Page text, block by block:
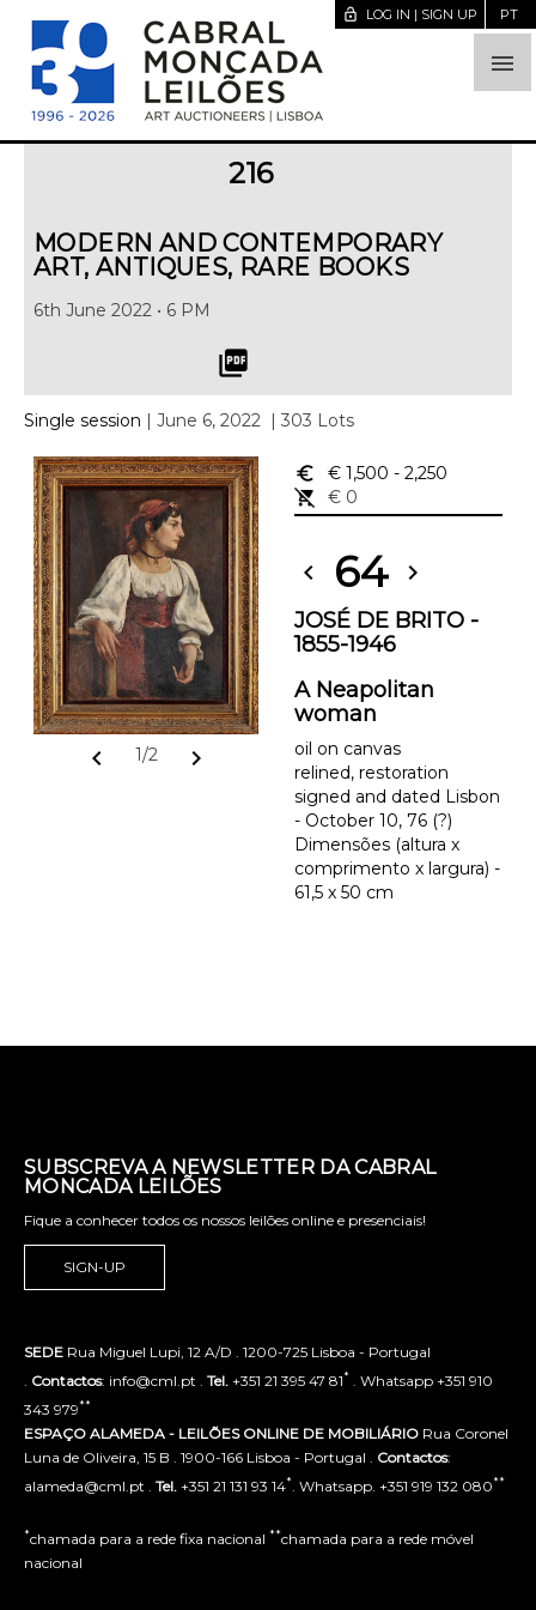

lock_open LOG IN | SIGN UP PT
216
MODERN AND CONTEMPORARY
ART, ANTIQUES, RARE BOOKS
6th June 2022 • 6 PM
picture_as_pdf
Single session | June 6, 2022 | 303 Lots
chevron_left 1/2 chevron_right
euro_symbol € 1,500 - 2,250
remove_shopping_cart
€ 0
chevron_left 64 chevron_right
JOSÉ DE BRITO -
1855-1946
A Neapolitan
woman
oil on canvas
relined, restoration
signed and dated Lisbon
- October 10, 76 (?)
Dimensões (altura x
comprimento x largura) -
61,5 x 50 cm
SUBSCREVA A NEWSLETTER DA CABRAL
MONCADA LEILÕES
Fique a conhecer todos os nossos leilões online e presenciais!
SIGN-UP
SEDE Rua Miguel Lupi, 12 A/D . 1200-725 Lisboa - Portugal
Contactos: info@cml.pt . Tel. +351 21 395 47 81* . Whatsapp +351 910
343 979**
ESPAÇO ALAMEDA - LEILÕES ONLINE DE MOBILIÁRIO Rua Coronel
Luna de Oliveira, 15 B . 1900-166 Lisboa - Portugal . Contactos:
alameda@cml.pt . Tel. +351 21 131 93 14* . Whatsapp. +351 919 132 080**
*chamada para a rede fixa nacional **chamada para a rede móvel
nacional